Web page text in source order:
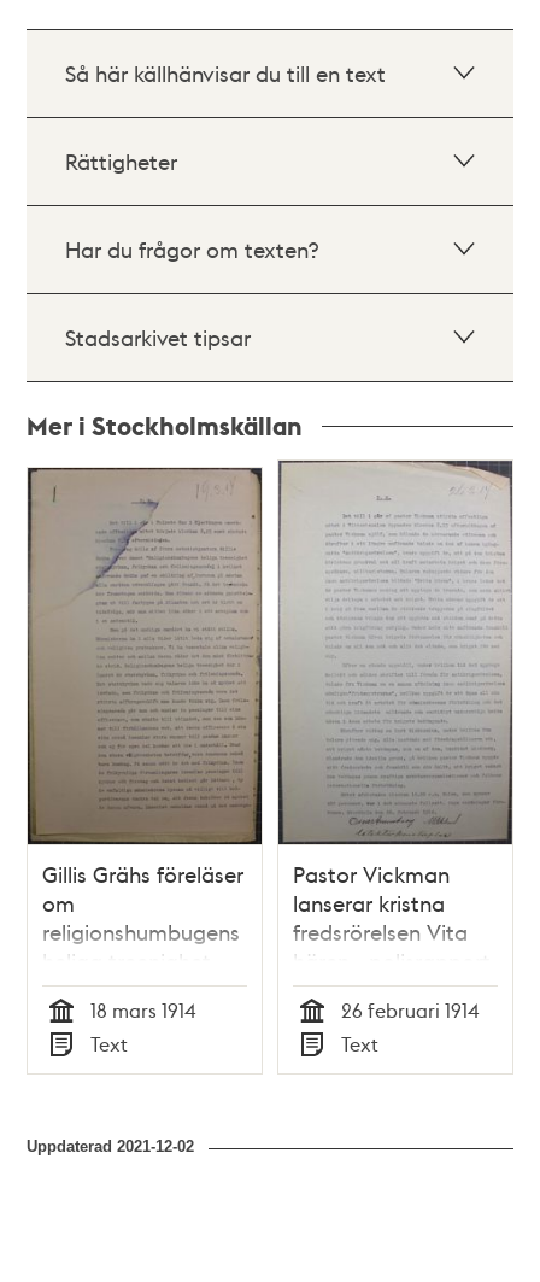
Så här källhänvisar du till en text
Rättigheter
Har du frågor om texten?
Stadsarkivet tipsar
Mer i Stockholmskällan
Relaterade
poster
Gillis Grähs föreläser
om
religionshumbugens
heliga treenighet -
polisrapport 1914
Tid
18 mars 1914
Typ
Text
Pastor Vickman
lanserar kristna
fredsrörelsen Vita
hären - polisrapport
1914
Tid
26 februari 1914
Typ
Text
Uppdaterad2021-12-02